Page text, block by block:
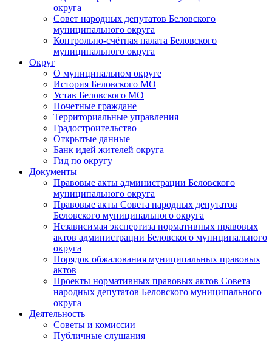
округа
Совет народных депутатов Беловского
муниципального округа
Контрольно-счётная палата Беловского
муниципального округа
Округ
О муниципальном округе
История Беловского МО
Устав Беловского МО
Почетные граждане
Территориальные управления
Градостроительство
Открытые данные
Банк идей жителей округа
Гид по округу
Документы
Правовые акты администрации Беловского
муниципального округа
Правовые акты Совета народных депутатов
Беловского муниципального округа
Независимая экспертиза нормативных правовых
актов администрации Беловского муниципального
округа
Порядок обжалования муниципальных правовых
актов
Проекты нормативных правовых актов Совета
народных депутатов Беловского муниципального
округа
Деятельность
Советы и комиссии
Публичные слушания